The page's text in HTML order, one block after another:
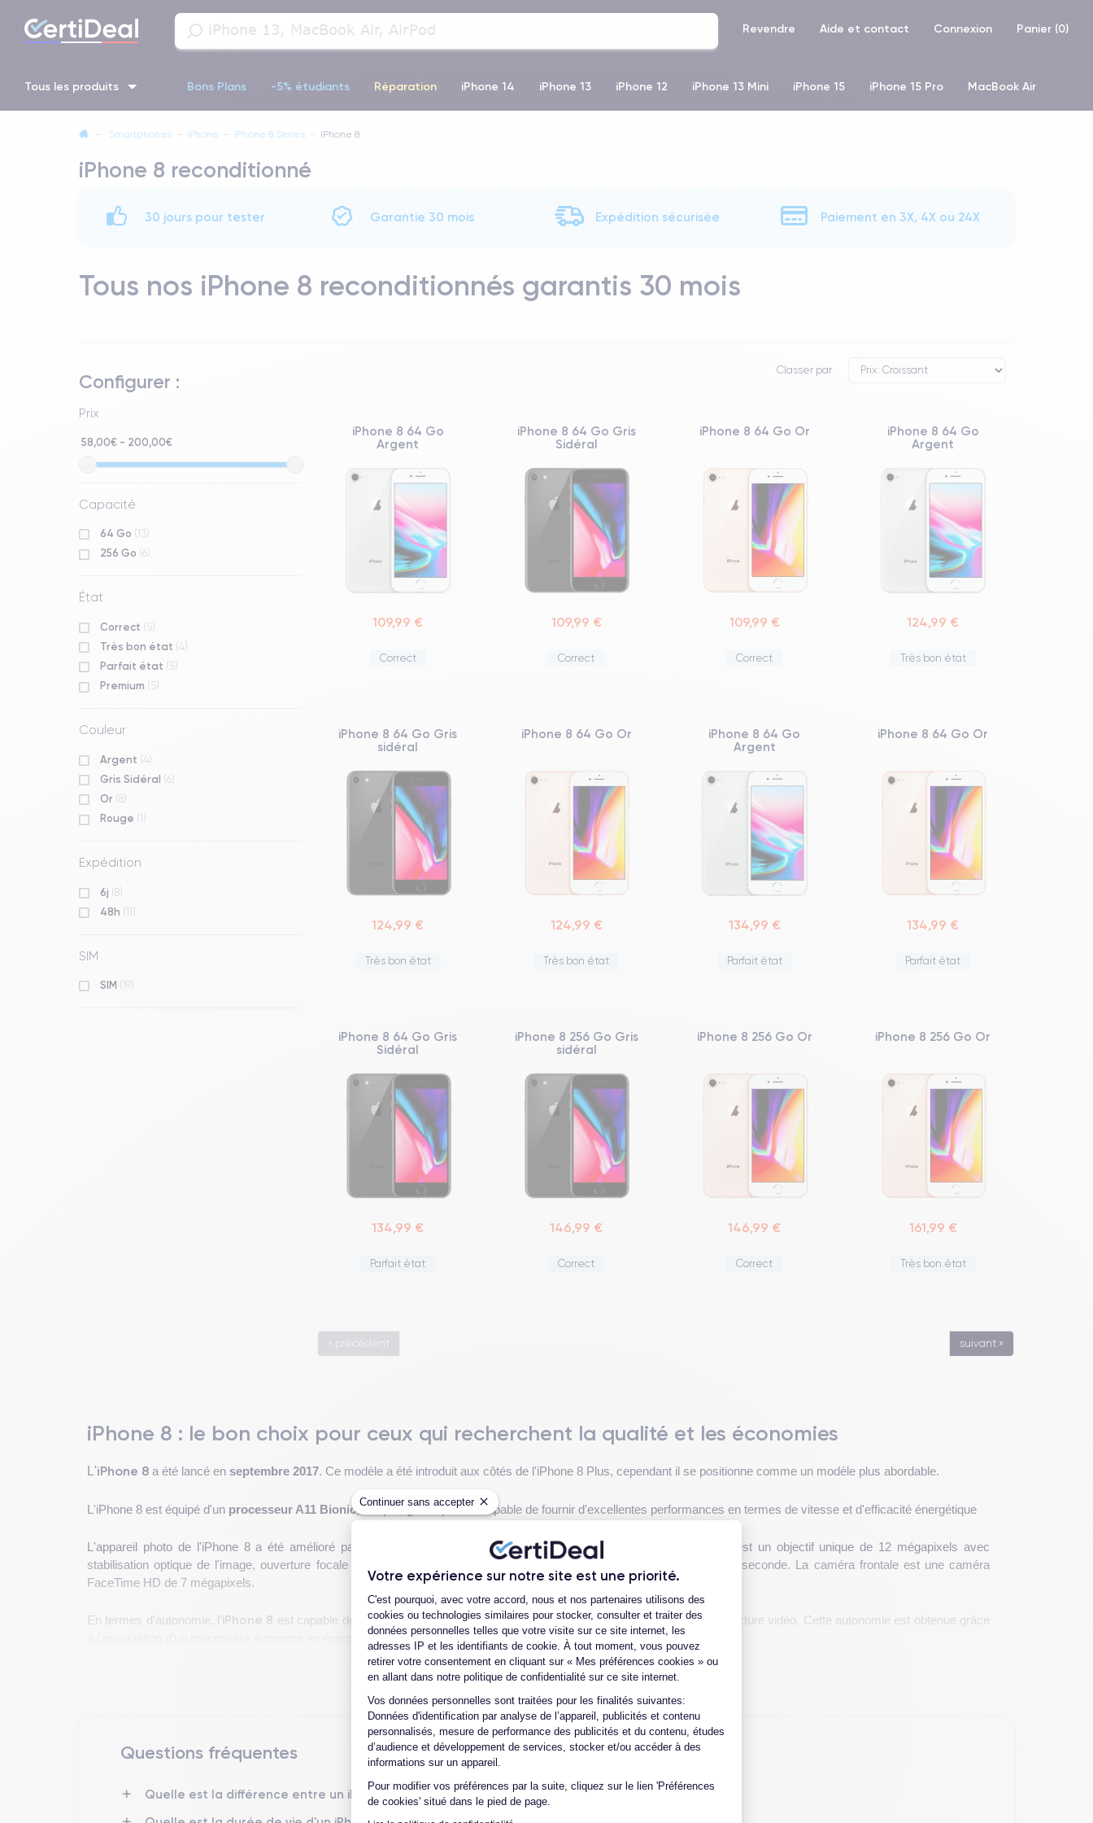
Continuer sans accepter
Votre expérience sur notre site est une priorité.
Plateforme de Gestion du Consentement : Personnalisez vos Options
C'est pourquoi, avec votre accord, nous et nos partenaires utilisons des
cookies ou technologies similaires pour stocker, consulter et traiter des
données personnelles telles que votre visite sur ce site internet, les
adresses IP et les identifiants de cookie. À tout moment, vous pouvez
retirer votre consentement en cliquant sur « Mes préférences cookies » ou
en allant dans notre politique de confidentialité sur ce site internet.
Vos données personnelles sont traitées pour les finalités suivantes:
Données d'identification par analyse de l’appareil, publicités et contenu
personnalisés, mesure de performance des publicités et du contenu, études
d’audience et développement de services, stocker et/ou accéder à des
informations sur un appareil.
Pour modifier vos préférences par la suite, cliquez sur le lien 'Préférences
de cookies' situé dans le pied de page.
Axeptio consent
Revendre Aide et contact Connexion Panier (0)
Tous les produits Bons Plans -5% étudiants Réparation iPhone 14 iPhone 13 iPhone 12 iPhone 13 Mini iPhone 15 iPhone 15 Pro MacBook Air
iPhone 14 Pro iPhone 13 Pro iPhone 13 Pro Max
— Smartphones — iPhone — iPhone 8 Series — iPhone 8
iPhone 8 reconditionné
30 jours pour tester Garantie 30 mois Expédition sécurisée Paiement en 3X, 4X ou 24X
Tous nos iPhone 8 reconditionnés garantis 30 mois
Configurer :
Prix
58,00€ - 200,00€
Capacité
64 Go (13)
256 Go (6)
État
Correct (5)
Très bon état (4)
Parfait état (5)
Premium (5)
Couleur
Argent (4)
Gris Sidéral (6)
Or (8)
Rouge (1)
Expédition
6j (8)
48h (11)
SIM
SIM (19)
Classer par
iPhone 8 64 Go
Argent
109,99 €
Correct
iPhone 8 64 Go Gris
Sidéral
109,99 €
Correct
iPhone 8 64 Go Or
109,99 €
Correct
iPhone 8 64 Go
Argent
124,99 €
Très bon état
iPhone 8 64 Go Gris
sidéral
124,99 €
Très bon état
iPhone 8 64 Go Or
124,99 €
Très bon état
iPhone 8 64 Go
Argent
134,99 €
Parfait état
iPhone 8 64 Go Or
134,99 €
Parfait état
iPhone 8 64 Go Gris
Sidéral
134,99 €
Parfait état
iPhone 8 256 Go Gris
sidéral
146,99 €
Correct
iPhone 8 256 Go Or
146,99 €
Correct
iPhone 8 256 Go Or
161,99 €
Très bon état
« précédent suivant »
iPhone 8 : le bon choix pour ceux qui recherchent la qualité et les économies
L'iPhone 8 a été lancé en septembre 2017. Ce modèle a été introduit aux côtés de l'iPhone 8 Plus, cependant il se positionne comme un modèle plus abordable.
L'iPhone 8 est équipé d'un processeur A11 Bionic, ce qui signifie qu'il est capable de fournir d'excellentes performances en termes de vitesse et d'efficacité énergétique
L'appareil photo de l'iPhone 8 a été amélioré par rapport au modèle précédent, l'iPhone 7. L'
est un objectif unique de 12 mégapixels avec
stabilisation optique de l'image, ouverture focale f/1.8 et prise en charge de l'enregistrement vidéo 4K à 60 images par seconde. La caméra frontale est une caméra
FaceTime HD de 7 mégapixels.
En termes d'autonomie, l'iPhone 8 est capable de tenir jusqu'à 12 heures de navigation en ligne et jusqu'à 13 heures de lecture vidéo. Cette autonomie est obtenue grâce
à l'association d'un processeur économe en énergie et d'une batterie lithium-ion de 1821 mAh .
est donc un appareil mobile haut de gamme qui offre des performances exceptionnelles, un appareil photo amélioré et une bonne autonomie. Bien qu'il ait été
lancé en 2017, il reste encore aujourd’hui un excellent appareil en raison de ses solides performances et de son prix abordable par rapport aux modèles plus récents.
Si vous souhaitez découvrir plus de détails sur les caractéristiques de ce smartphone consulté lafiche technique de l'iPhone 8.
Caractéristiques physiques de l'iPhone 8
Voir plus
Questions fréquentes
Quelle est la différence entre un iPhone 8 d'occasion et un iPhone 8 reconditionné ?